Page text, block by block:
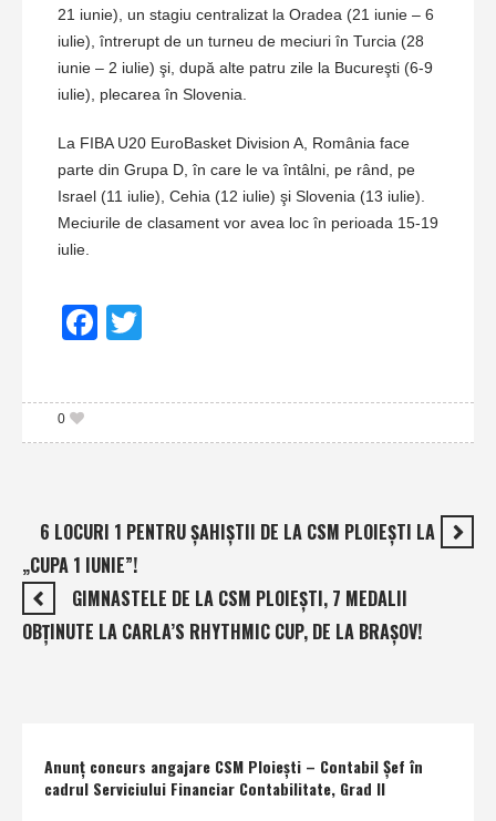
21 iunie), un stagiu centralizat la Oradea (21 iunie – 6
iulie), întrerupt de un turneu de meciuri în Turcia (28
iunie – 2 iulie) şi, după alte patru zile la Bucureşti (6-9
iulie), plecarea în Slovenia.
La FIBA U20 EuroBasket Division A, România face
parte din Grupa D, în care le va întâlni, pe rând, pe
Israel (11 iulie), Cehia (12 iulie) şi Slovenia (13 iulie).
Meciurile de clasament vor avea loc în perioada 15-19
iulie.
Facebook
0
6 LOCURI 1 PENTRU ŞAHIŞTII DE LA CSM PLOIEŞTI LA
„CUPA 1 IUNIE”!
GIMNASTELE DE LA CSM PLOIEŞTI, 7 MEDALII
OBŢINUTE LA CARLA’S RHYTHMIC CUP, DE LA BRAŞOV!
Anunţ concurs angajare CSM Ploieşti – Contabil Şef în
cadrul Serviciului Financiar Contabilitate, Grad II